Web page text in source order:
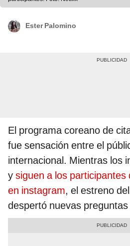
Ester Palomino
El programa coreano de
fue sensación entre el
internacional. Mientras los
y siguen a los participantes
en instagram, el estreno
despertó nuevas